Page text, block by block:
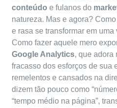
conteúdo e fulanos do
natureza. Mas e agora?
e rasa se transformar em
Como fazer aquele mero
Google Analytics, que adora
fracasso dos esforços de sua
remelentos e cansados na
dizem tão pouco como
“tempo médio na página”,